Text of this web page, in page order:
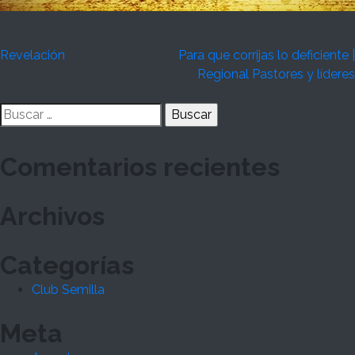
Navegación
entradas
Revelación
Para que corrijas lo deficiente |
Regional Pastores y líderes
Buscar:
Comentarios recientes
Archivos
Categorías
Club Semilla
Meta